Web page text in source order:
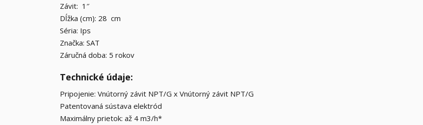
Závit: 1″
Dĺžka (cm): 28 cm
Séria: Ips
Značka: SAT
Záručná doba: 5 rokov
Technické údaje:
Pripojenie: Vnútorný závit NPT/G x Vnútorný závit NPT/G
Patentovaná sústava elektród
Maximálny prietok: až 4 m3/h*